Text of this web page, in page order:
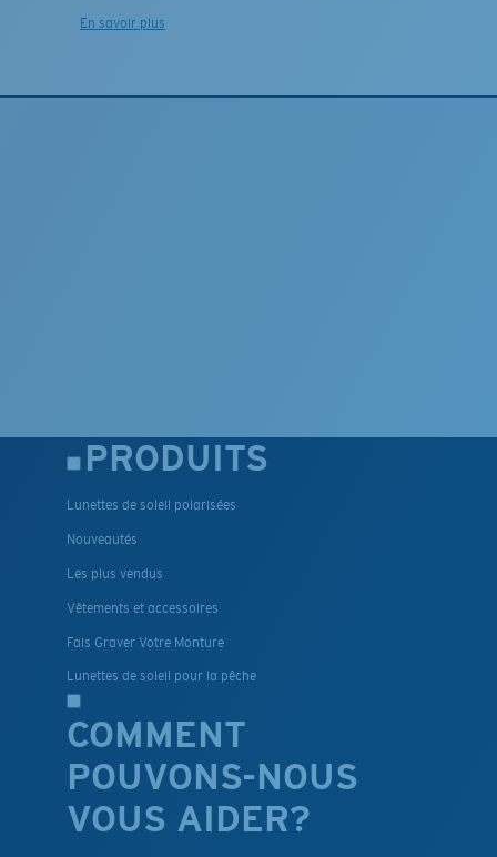
En savoir plus
PRODUITS
Lunettes de soleil polarisées
Nouveautés
Les plus vendus
Vêtements et accessoires
Fais Graver Votre Monture
Lunettes de soleil pour la pêche
COMMENT
POUVONS-NOUS
VOUS AIDER?